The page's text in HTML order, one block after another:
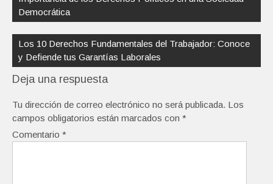
entradas
Democrática
Los 10 Derechos Fundamentales del Trabajador: Conoce
y Defiende tus Garantías Laborales
Deja una respuesta
Tu dirección de correo electrónico no será publicada. Los
campos obligatorios están marcados con *
Comentario *